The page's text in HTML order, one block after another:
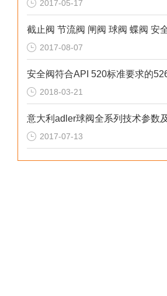
2017-05-17
2017-08-07
2018-03-21
2017-07-13